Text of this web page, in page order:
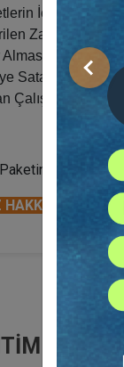
Önceki
İcraya
Zarar ile
Alması Halinde
Sataşması
Çalışanlarla İlgili
Paketine Sahip